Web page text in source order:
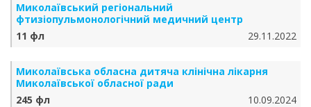
Миколаївський регіональний
фтизіопульмонологічний медичний центр
11 фл
29.11.2022
Миколаївська обласна дитяча клінічна лікарня
Миколаївської обласної ради
245 фл
10.09.2024